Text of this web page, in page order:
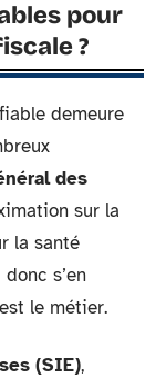
pour
?
demeure
des
sur la
la santé
s’en
le métier.
(SIE),